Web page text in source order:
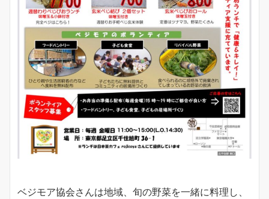
ベジモア協会さんは地域、旬の野菜を一緒に料理し、